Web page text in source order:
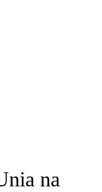
na